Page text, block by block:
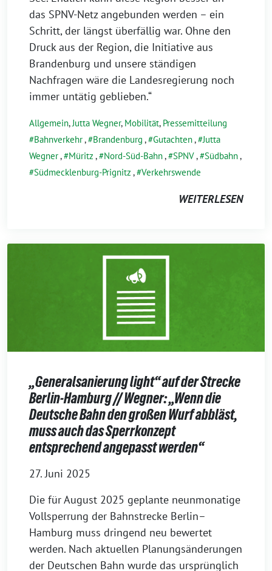
das SPNV-Netz angebunden werden – ein
Schritt, der längst überfällig war. Ohne den
Druck aus der Region, die Initiative aus
Brandenburg und unsere ständigen
Nachfragen wäre die Landesregierung noch
immer untätig geblieben.“
Allgemein, Jutta Wegner, Mobilität, Pressemitteilung
Bahnverkehr, Brandenburg , Gutachten,
Jutta
Wegner, Müritz , Nord-Süd-Bahn, SPNV, Südbahn,
Südmecklenburg-Prignitz , Verkehrswende
WEITERLESEN
„Generalsanierung light“ auf der Strecke
Berlin-Hamburg // Wegner: „Wenn die
Deutsche Bahn den großen Wurf abbläst,
muss auch das Sperrkonzept
entsprechend angepasst werden“
27. Juni 2025
Die für August 2025 geplante neunmonatige
Vollsperrung der Bahnstrecke Berlin–
Hamburg muss dringend neu bewertet
werden. Nach aktuellen Planungsänderungen
der Deutschen Bahn wurde das ursprünglich